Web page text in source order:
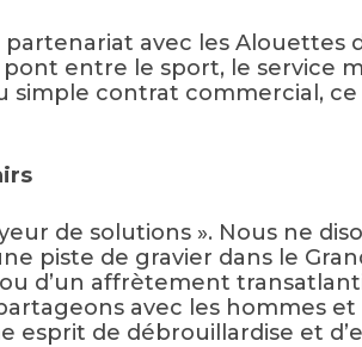
avec les Alouettes
entre le sport, le service
simple contrat commercial,
de solutions ». Nous ne
piste de gravier dans le
d’un affrètement
avec les hommes et
esprit de débrouillardise et